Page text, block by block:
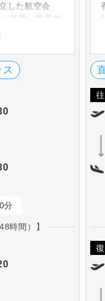
した航空会
就航、世界で
航空会社のロ
分
時間）】